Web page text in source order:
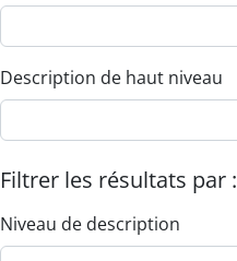
Description de haut niveau
Filtrer les résultats par :
Niveau de description